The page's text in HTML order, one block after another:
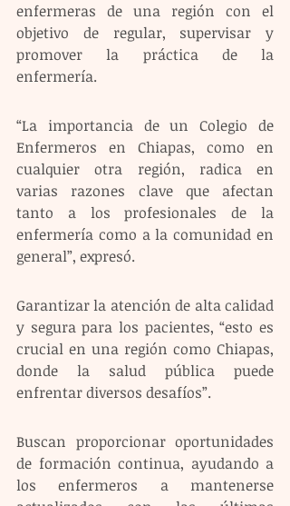
enfermeras de una región con el
objetivo de regular, supervisar y
promover la práctica de la
enfermería.
“La importancia de un Colegio de
Enfermeros en Chiapas, como en
cualquier otra región, radica en
varias razones clave que afectan
tanto a los profesionales de la
enfermería como a la comunidad en
general”, expresó.
Garantizar la atención de alta calidad
y segura para los pacientes, “esto es
crucial en una región como Chiapas,
donde la salud pública puede
enfrentar diversos desafíos”.
Buscan proporcionar oportunidades
de formación continua, ayudando a
los enfermeros a mantenerse